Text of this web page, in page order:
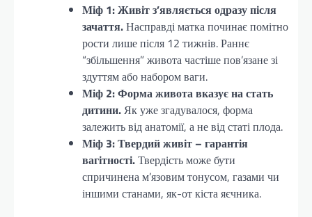
Міф 1: Живіт з’являється одразу після
зачаття.Насправді матка починає помітно
рости лише після 12 тижнів. Раннє
“збільшення” живота частіше пов’язане зі
здуттям або набором ваги.
Міф 2: Форма живота вказує на стать
дитини.Як уже згадувалося, форма
залежить від анатомії, а не від статі плода.
Міф 3: Твердий живіт – гарантія
вагітності.Твердість може бути
спричинена м’язовим тонусом, газами чи
іншими станами, як-от кіста яєчника.